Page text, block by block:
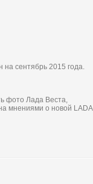
сентябрь 2015 года.
фото Лада Веста,
мнениями о новой LADA